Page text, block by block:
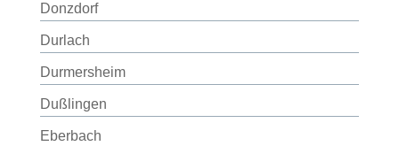
Donzdorf
Durlach
Durmersheim
Dußlingen
Eberbach